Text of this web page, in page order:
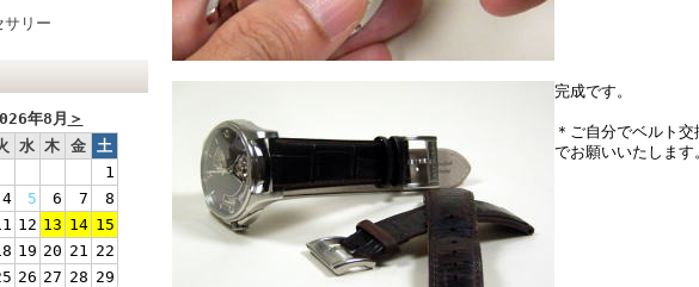
サリー
年8月 ＞
水 木 金
土
1
4 5 6 7
8
12 13 14 15
19 20 21 22
26 27 28 29
完成です。
＊ご自分でベルト
でお願いいたします。